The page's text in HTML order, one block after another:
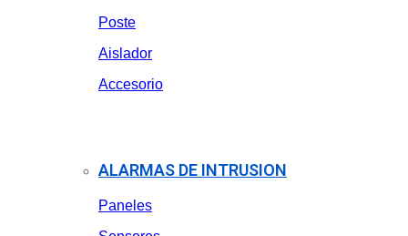
Poste
Aislador
Accesorio
ALARMAS DE INTRUSION
Paneles